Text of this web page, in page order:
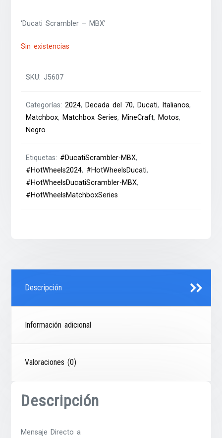
‘Ducati Scrambler – MBX’
Sin existencias
SKU:J5607
Categorías:2024, Decada del 70, Ducati, Italianos,
Matchbox, Matchbox Series, MineCraft, Motos,
Negro
Etiquetas: #DucatiScrambler-MBX,
#HotWheels2024, #HotWheelsDucati,
#HotWheelsDucatiScrambler-MBX,
#HotWheelsMatchboxSeries
Descripción
Información adicional
Valoraciones (0)
Descripción
Mensaje Directo a